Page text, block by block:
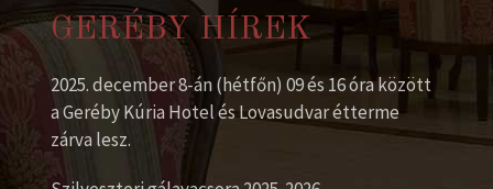
GERÉBY HÍREK
2025. december 8-án (hétfőn) 09 és 16 óra között
a Geréby Kúria Hotel és Lovasudvar étterme
zárva lesz.